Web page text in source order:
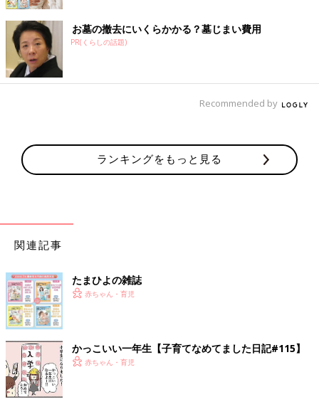
お墓の撤去にいくらかかる？墓じまい費用
PR(くらしの話題)
Recommended by
ランキングをもっと見る
関連記事
たまひよの雑誌
赤ちゃん・育児
かっこいい一年生【子育てなめてました日記#115】
赤ちゃん・育児